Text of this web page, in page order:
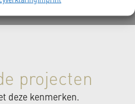
projecten
deze kenmerken.